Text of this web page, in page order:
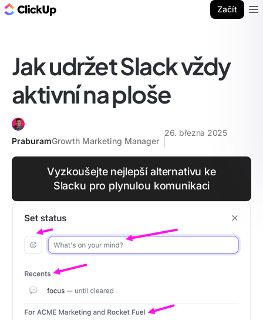
Začít
Jak udržet Slack vždy
aktivní na ploše
PraburamGrowth Marketing Manager
26. března 2025
Vyzkoušejte nejlepší alternativu ke
Slacku pro plynulou komunikaci